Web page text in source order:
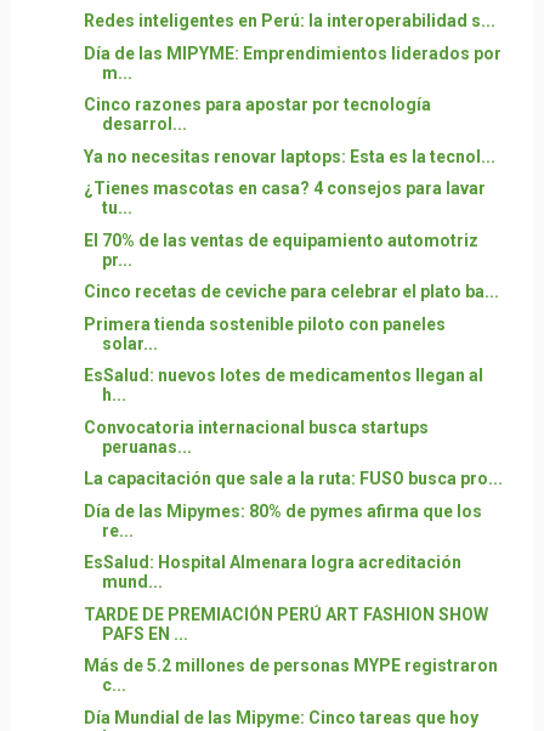
Redes inteligentes en Perú: la interoperabilidad s...
Día de las MIPYME: Emprendimientos liderados por
m...
Cinco razones para apostar por tecnología
desarrol...
Ya no necesitas renovar laptops: Esta es la tecnol...
¿Tienes mascotas en casa? 4 consejos para lavar
tu...
El 70% de las ventas de equipamiento automotriz
pr...
Cinco recetas de ceviche para celebrar el plato ba...
Primera tienda sostenible piloto con paneles
solar...
EsSalud: nuevos lotes de medicamentos llegan al
h...
Convocatoria internacional busca startups
peruanas...
La capacitación que sale a la ruta: FUSO busca pro...
Día de las Mipymes: 80% de pymes afirma que los
re...
EsSalud: Hospital Almenara logra acreditación
mund...
TARDE DE PREMIACIÓN PERÚ ART FASHION SHOW
PAFS EN ...
Más de 5.2 millones de personas MYPE registraron
c...
Día Mundial de las Mipyme: Cinco tareas que hoy